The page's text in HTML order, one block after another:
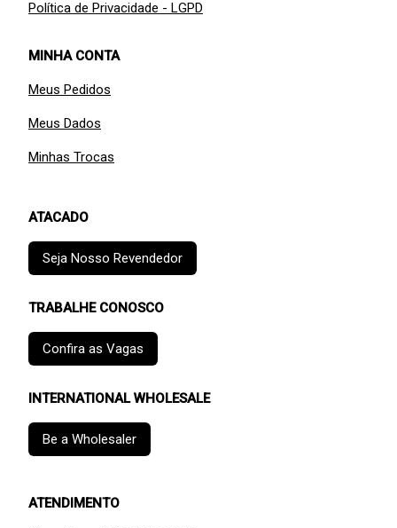
Política de Privacidade - LGPD
MINHA CONTA
Meus Pedidos
Meus Dados
Minhas Trocas
ATACADO
Seja Nosso Revendedor
TRABALHE CONOSCO
Confira as Vagas
INTERNATIONAL WHOLESALE
Be a Wholesaler
ATENDIMENTO